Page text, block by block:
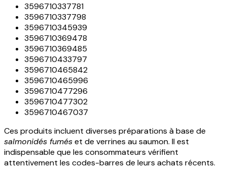
3596710337781
3596710337798
3596710345939
3596710369478
3596710369485
3596710433797
3596710465842
3596710465996
3596710477296
3596710477302
3596710467037
Ces produits incluent diverses préparations à base de
salmonidés fuméset de verrines au saumon. Il est
indispensable que les consommateurs vérifient
attentivement les codes-barres de leurs achats récents.